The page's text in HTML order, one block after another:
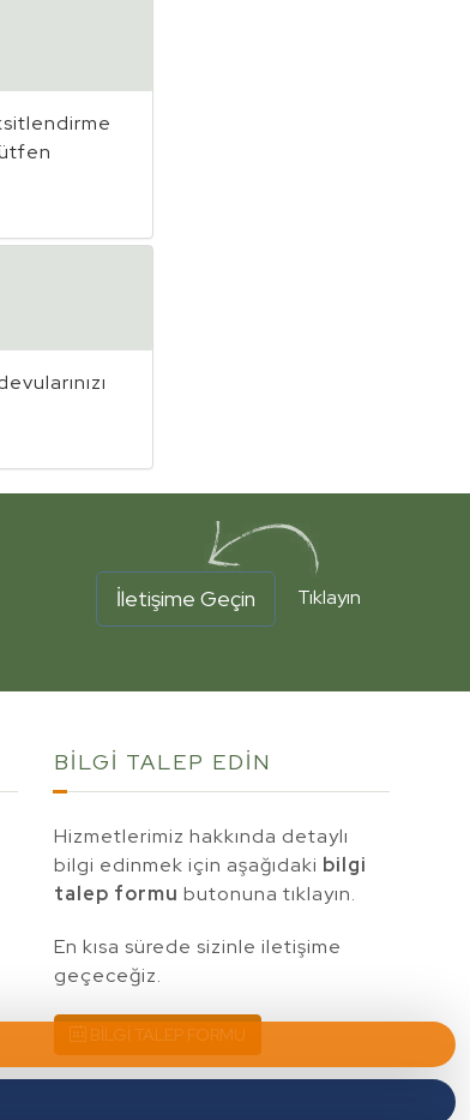
İletişime Geçin Tıklayın
BİLGİ TALEP EDİN
Hizmetlerimiz hakkında detaylı
bilgi edinmek için aşağıdaki bilgi
talep formu butonuna tıklayın.
En kısa sürede sizinle iletişime
geçeceğiz.
BİLGİ TALEP FORMU